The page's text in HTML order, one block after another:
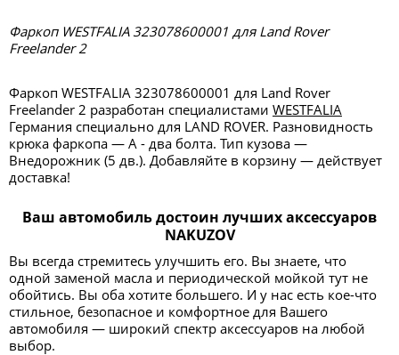
Фаркоп WESTFALIA 323078600001 для Land Rover
Freelander 2
Фаркоп WESTFALIA 323078600001 для Land Rover
Freelander 2 разработан специалистами WESTFALIA
Германия специально для LAND ROVER. Разновидность
крюка фаркопа — А - два болта. Тип кузова —
Внедорожник (5 дв.). Добавляйте в корзину — действует
доставка!
Ваш автомобиль достоин лучших аксессуаров
NAKUZOV
Вы всегда стремитесь улучшить его. Вы знаете, что
одной заменой масла и периодической мойкой тут не
обойтись. Вы оба хотите большего. И у нас есть кое-что
стильное, безопасное и комфортное для Вашего
автомобиля — широкий спектр аксессуаров на любой
выбор.